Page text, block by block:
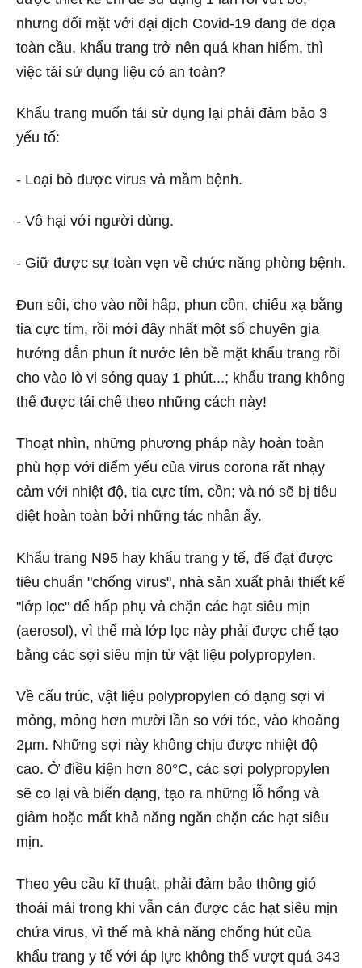
nhưng đối mặt với đại dịch Covid-19 đang đe dọa
toàn cầu, khẩu trang trở nên quá khan hiếm, thì
việc tái sử dụng liệu có an toàn?
Khẩu trang muốn tái sử dụng lại phải đảm bảo 3
yếu tố:
- Loại bỏ được virus và mầm bệnh.
- Vô hại với người dùng.
- Giữ được sự toàn vẹn về chức năng phòng bệnh.
Đun sôi, cho vào nồi hấp, phun cồn, chiếu xạ bằng
tia cực tím, rồi mới đây nhất một số chuyên gia
hướng dẫn phun ít nước lên bề mặt khẩu trang rồi
cho vào lò vi sóng quay 1 phút...; khẩu trang không
thể được tái chế theo những cách này!
Thoạt nhìn, những phương pháp này hoàn toàn
phù hợp với điểm yếu của virus corona rất nhạy
cảm với nhiệt độ, tia cực tím, cồn; và nó sẽ bị tiêu
diệt hoàn toàn bởi những tác nhân ấy.
Khẩu trang N95 hay khẩu trang y tế, để đạt được
tiêu chuẩn "chống virus", nhà sản xuất phải thiết kế
"lớp lọc" để hấp phụ và chặn các hạt siêu mịn
(aerosol), vì thế mà lớp lọc này phải được chế tạo
bằng các sợi siêu mịn từ vật liệu polypropylen.
Về cấu trúc, vật liệu polypropylen có dạng sợi vi
mỏng, mỏng hơn mười lần so với tóc, vào khoảng
2µm. Những sợi này không chịu được nhiệt độ
cao. Ở điều kiện hơn 80°C, các sợi polypropylen
sẽ co lại và biến dạng, tạo ra những lỗ hổng và
giảm hoặc mất khả năng ngăn chặn các hạt siêu
mịn.
Theo yêu cầu kĩ thuật, phải đảm bảo thông gió
thoải mái trong khi vẫn cản được các hạt siêu mịn
chứa virus, vì thế mà khả năng chống hút của
khẩu trang y tế với áp lực không thể vượt quá 343